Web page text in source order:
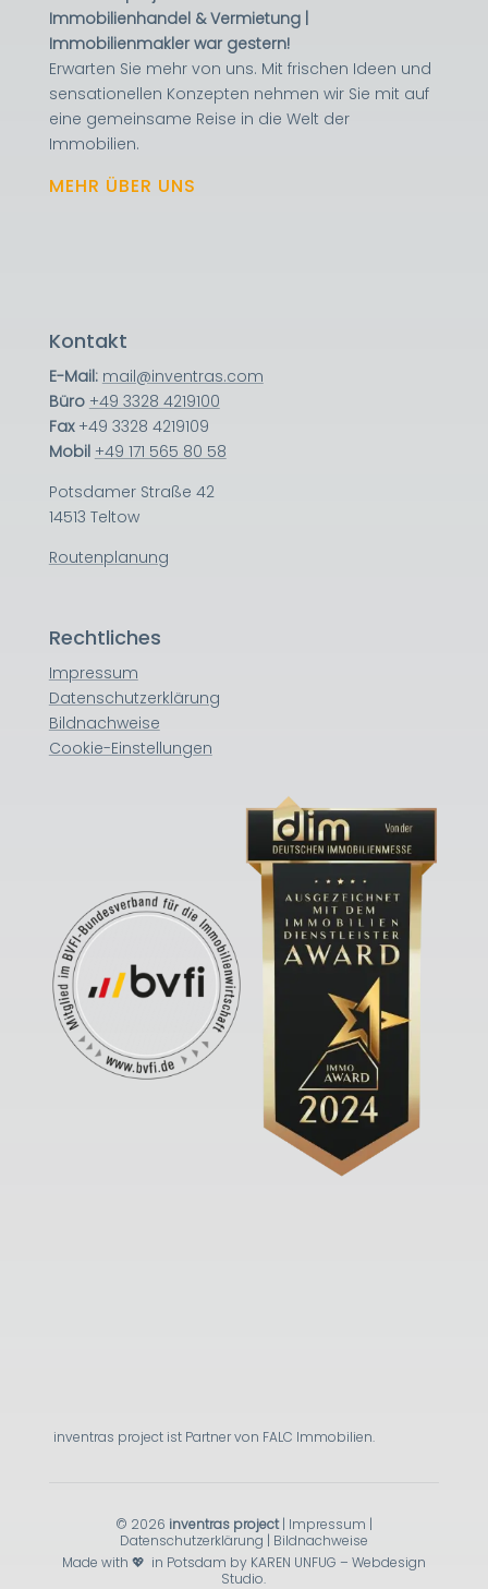
Immobilienhandel & Vermietung |
Immobilienmakler war gestern!
Erwarten Sie mehr von uns. Mit frischen Ideen und
sensationellen Konzepten nehmen wir Sie mit auf
eine gemeinsame Reise in die Welt der
Immobilien.
MEHR ÜBER UNS
Kontakt
E-Mail: mail@inventras.com
Büro +49 3328 4219100
Fax+49 3328 4219109
Mobil +49 171 565 80 58
Potsdamer Straße 42
14513 Teltow
Routenplanung
Rechtliches
Impressum
Datenschutzerklärung
Bildnachweise
Cookie-Einstellungen
inventras project ist Partner von FALC Immobilien.
© 2026 inventras project| Impressum |
Datenschutzerklärung | Bildnachweise
Made with 💖 in Potsdam by KAREN UNFUG – Webdesign
Studio.